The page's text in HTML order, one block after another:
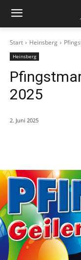
Start Heinsberg
Heinsberg
2025
2. Juni 2025